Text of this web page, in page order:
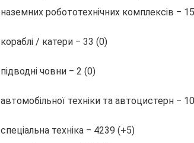
наземних робототехнічних комплексів ‒
кораблі / катери ‒ 33 (0)
підводні човни ‒ 2 (0)
автомобільної техніки та автоцистерн ‒
спеціальна техніка ‒ 4239 (+5)